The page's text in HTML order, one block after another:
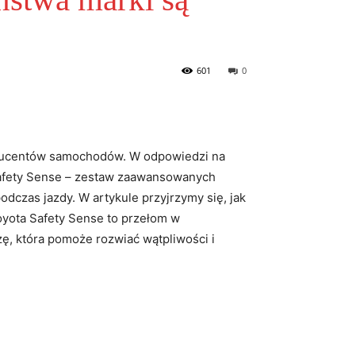
0
601
samochodów. W odpowiedzi na
Sense – zestaw zaawansowanych
jazdy. W artykule przyjrzymy się, jak
Safety Sense to przełom w
która pomoże rozwiać wątpliwości i